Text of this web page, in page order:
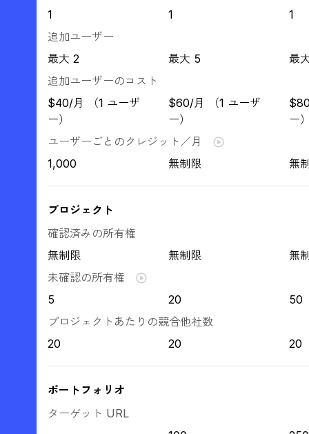
1
1
1
追加ユーザー
最大 2
最大 5
最
追加ユーザーのコスト
$40/月 （1 ユーザ
ー）
$60/月 （1 ユーザ
ー）
ー
ユーザーごとのクレジット／月
1,000
無制限 無
プロジェクト
確認済みの所有権
無制限
無制限
無
未確認の所有権
5
20
50
プロジェクトあたりの競合他社数
20
20 20
ポートフォリオ
ターゲット URL